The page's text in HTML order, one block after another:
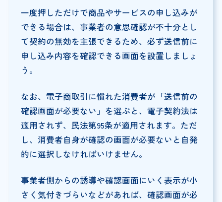
一度押しただけで商品やサービスの申し込みが
できる場合は、事業者の意思確認が不十分とし
て契約の無効を主張できるため、必ず送信前に
申し込み内容を確認できる画面を設置しましょ
う。
なお、電子商取引に慣れた消費者が「送信前の
確認画面が必要ない」を選ぶと、電子契約法は
適用されず、民法第95条が適用されます。ただ
し、消費者自身が確認の画面が必要ないと自発
的に選択しなければいけません。
事業者側からの誘導や確認画面にいく表示が小
さく気付きづらいなどがあれば、確認画面が必